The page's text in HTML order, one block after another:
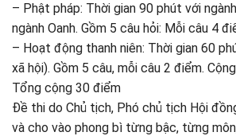
– Phật pháp: Thời gian 90 phút với
ngành Oanh. Gồm 5 câu hỏi: Mỗi câu 4
– Hoạt động thanh niên: Thời gian 60
xã hội). Gồm 5 câu, mỗi câu 2 điểm.
Tổng cộng 30 điểm
Đề thi do Chủ tịch, Phó chủ tịch Hội
và cho vào phong bì từng bậc, từng